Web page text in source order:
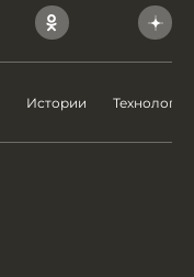
Истории Технологии